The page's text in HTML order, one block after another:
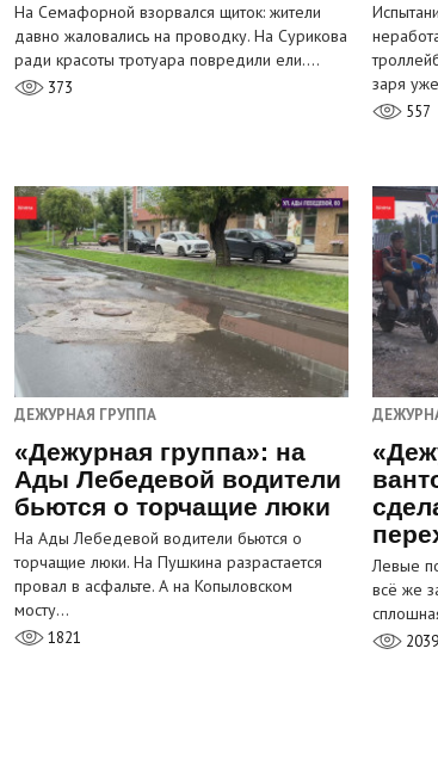
На Семафорной взорвался щиток: жители
давно жаловались на проводку. На Сурикова
ради красоты тротуара повредили ели.…
373
заря
557
ДЕЖУРНАЯ ГРУППА
«Дежурная группа»: на
Ады Лебедевой водители
бьются о торчащие люки
На Ады Лебедевой водители бьются о
торчащие люки. На Пушкина разрастается
провал в асфальте. А на Копыловском
мосту…
1821
Левые
всё же
2039